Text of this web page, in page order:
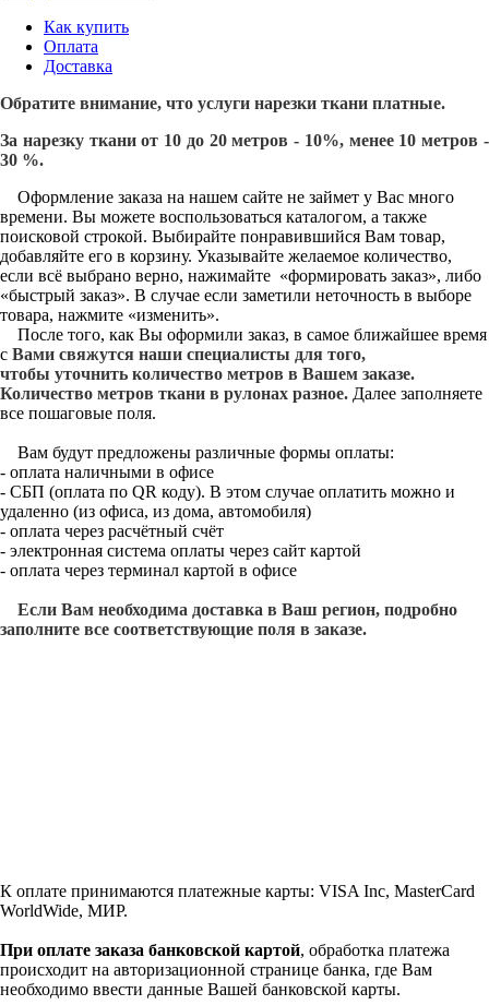
Как купить
Оплата
Доставка
Обратите внимание, что услуги нарезки ткани платные.
За нарезку ткани от 10 до 20 метров - 10%, менее 10 метров -
30 %.
Оформление заказа на нашем сайте не займет у Вас много
времени. Вы можете воспользоваться каталогом, а также
поисковой строкой. Выбирайте понравившийся Вам товар,
добавляйте его в корзину. Указывайте желаемое количество,
если всё выбрано верно, нажимайте «формировать заказ», либо
«быстрый заказ». В случае если заметили неточность в выборе
товара, нажмите «изменить».
После того, как Вы оформили заказ, в самое ближайшее время
с Вами свяжутся наши специалисты для того,
чтобы уточнить количество метров в Вашем заказе.
Количество метров ткани в рулонах разное. Далее заполняете
все пошаговые поля.
Вам будут предложены различные формы оплаты:
- оплата наличными в офисе
- СБП (оплата по QR коду). В этом случае оплатить можно и
удаленно (из офиса, из дома, автомобиля)
- оплата через расчётный счёт
- электронная система оплаты через сайт картой
- оплата через терминал картой в офисе
Если Вам необходима доставка в Ваш регион, подробно
заполните все соответствующие поля в заказе.
К оплате принимаются платежные карты: VISA Inc, MasterCard
WorldWide, МИР.
При оплате заказа банковской картой, обработка платежа
происходит на авторизационной странице банка, где Вам
необходимо ввести данные Вашей банковской карты.